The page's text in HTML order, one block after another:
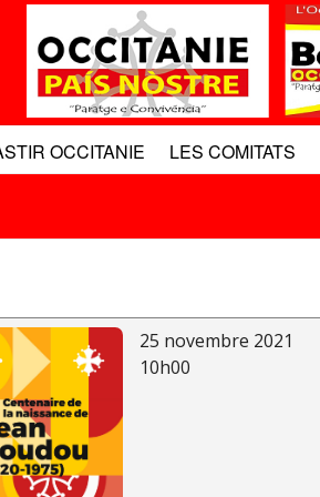
OCCITANIE LES COMITATS
25 novembre 2021
10h00